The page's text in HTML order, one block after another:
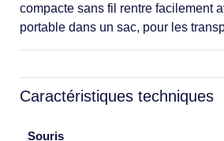
compacte sans fil rentre facilement
portable dans un sac, pour les
Caractéristiques techniques
Souris